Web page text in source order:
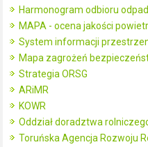
Harmonogram odbioru
MAPA - ocena jakości
System informacji
Mapa zagrożeń
Strategia ORSG
ARiMR
KOWR
Oddział doradztwa
Toruńska Agencja Rozwoju